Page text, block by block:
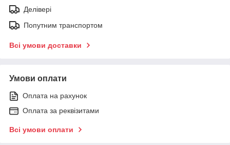
Делівері
Попутним транспортом
Всі умови доставки
Умови оплати
Оплата на рахунок
Оплата за реквізитами
Всі умови оплати